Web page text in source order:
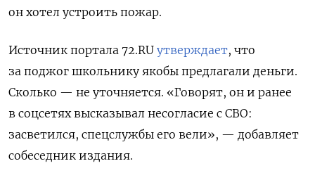
он хотел устроить пожар.
Источник портала 72.RU утверждает, что
за поджог школьнику якобы предлагали деньги.
Сколько — не уточняется. «Говорят, он и ранее
в соцсетях высказывал несогласие с СВО:
засветился, спецслужбы его вели», — добавляет
собеседник издания.